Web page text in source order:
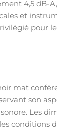
4,5 dB-
et
pour
mat
son
Les
conditions